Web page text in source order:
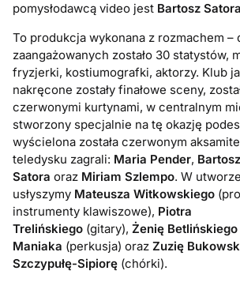
pomysłodawcą video jest Bartosz Satora
To produkcja wykonana z rozmachem –
zaangażowanych zostało 30 statystów,
fryzjerki, kostiumografki, aktorzy. Klub
nakręcone zostały finałowe sceny,
czerwonymi kurtynami, w centralnym
stworzony specjalnie na tę okazję
wyścielona została czerwonym
teledysku zagrali: Maria Pender, Bartosz
Satora oraz Miriam Szlempo. W
usłyszymy Mateusza Witkowskiego
instrumenty klawiszowe), Piotra
Trelińskiego (gitary),Żenię Betlińskiego
Maniaka (perkusja) oraz Zuzię
Szczypułę-Sipiorę (chórki).